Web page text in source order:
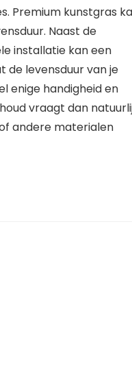
Premium kunstgras
Naast de
installatie kan een
de levensduur van je
enige handigheid en
vraagt dan
andere materialen